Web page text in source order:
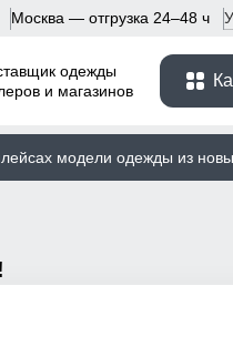
Москва — отгрузка 24–48 ч
одежды
и магазинов
модели одежды из